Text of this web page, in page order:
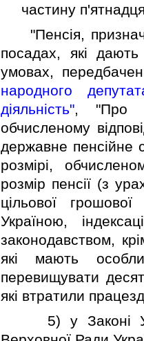
частину
"Пенсiя,
посадах, якi
умовах,
народного
дiяльнiсть", "Про
обчисленому
державне пенсiйне
розмiрi,
розмiр пенсiї (з
цiльової
Україною,
законодавством,
якi мають
перевищувати
якi втратили
5) у Законi